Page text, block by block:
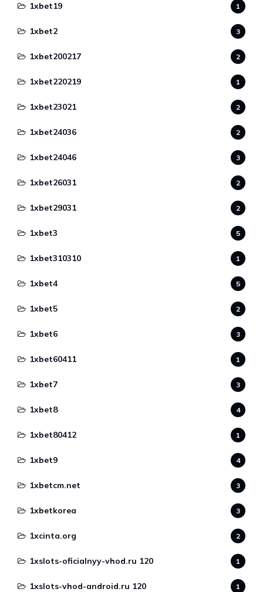
1xbet19 1
1xbet2 3
1xbet200217 2
1xbet220219 1
1xbet23021 2
1xbet24036 2
1xbet24046 3
1xbet26031 2
1xbet29031 2
1xbet3 5
1xbet310310 1
1xbet4 5
1xbet5 2
1xbet6 3
1xbet60411 1
1xbet7 3
1xbet8 4
1xbet80412 1
1xbet9 4
1xbetcm.net 3
1xbetkorea 3
1xcinta.org 2
1xslots-oficialnyy-vhod.ru 120 1
1xslots-vhod-android.ru 120 1